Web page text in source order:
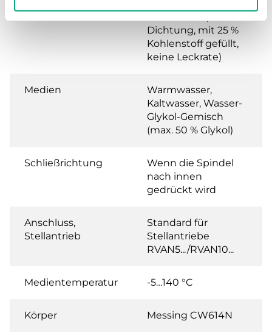
Dichtung, mit 25 %
Kohlenstoff gefüllt,
keine Leckrate)
Medien
Warmwasser,
Kaltwasser, Wasser-
Glykol-Gemisch
(max. 50 % Glykol)
Schließrichtung
Wenn die Spindel
nach innen
gedrückt wird
Anschluss,
Stellantrieb
Standard für
Stellantriebe
RVAN5.../RVAN10...
Medientemperatur -5…140 °C
Körper Messing CW614N